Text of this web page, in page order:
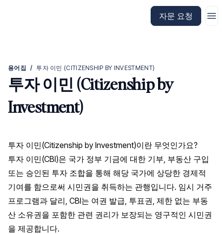
자문 요청
용어집 / 투자 이민 (CITIZENSHIP BY INVESTMENT)
투자 이민 (Citizenship by
Investment)
투자 이민(Citizenship by Investment)이란 무엇인가요?
투자 이민(CBI)은 국가 정부 기금에 대한 기부, 부동산 구입
또는 승인된 투자 조합을 통해 해당 국가에 상당한 경제적
기여를 함으로써 시민권을 취득하는 관행입니다. 임시 거주
프로그램과 달리, CBI는 여권 발급, 투표권, 제한 없는 부동
산 소유권을 포함한 관련 권리가 보장되는 영구적인 시민권
을 제공합니다.